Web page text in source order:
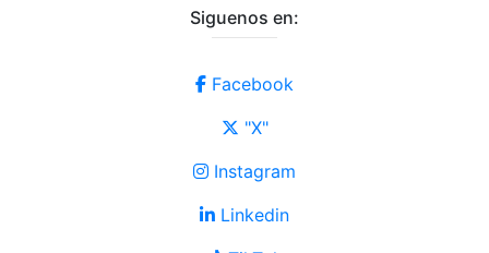
Siguenos en:
Facebook
"X"
Instagram
Linkedin